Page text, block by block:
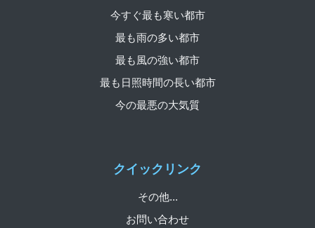
クイックリンク
その他...
お問い合わせ
今すぐ最も寒い都市
最も雨の多い都市
最も風の強い都市
最も日照時間の長い都市
今の最悪の大気質